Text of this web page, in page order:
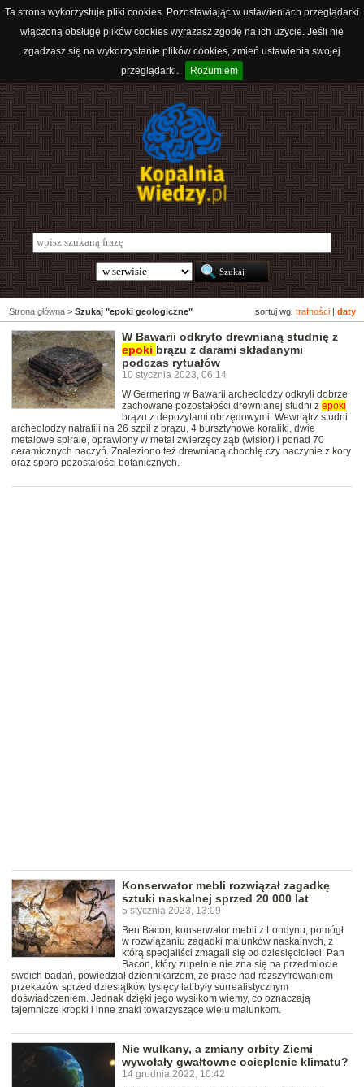
Ta strona wykorzystuje pliki cookies. Pozostawiając w ustawieniach przeglądarki
włączoną obsługę plików cookies wyrażasz zgodę na ich użycie. Jeśli nie
zgadzasz się na wykorzystanie plików cookies, zmień ustawienia swojej
przeglądarki.
Rozumiem
sortuj wg: trafności daty
Strona główna > Szukaj "epoki geologiczne"
W Bawarii odkryto drewnianą studnię z
epoki brązu z darami składanymi
podczas rytuałów
10 stycznia 2023, 06:14
W Germering w Bawarii archeolodzy odkryli dobrze
zachowane pozostałości drewnianej studni z epoki
brązu z depozytami obrzędowymi. Wewnątrz studni
archeolodzy natrafili na 26 szpil z brązu, 4 bursztynowe koraliki, dwie
metalowe spirale, oprawiony w metal zwierzęcy ząb (wisior) i ponad 70
ceramicznych naczyń. Znaleziono też drewnianą chochlę czy naczynie z kory
oraz sporo pozostałości botanicznych.
Konserwator mebli rozwiązał zagadkę
sztuki naskalnej sprzed 20 000 lat
5 stycznia 2023, 13:09
Ben Bacon, konserwator mebli z Londynu, pomógł
w rozwiązaniu zagadki malunków naskalnych, z
którą specjaliści zmagali się od dziesięcioleci. Pan
Bacon, który zupełnie nie zna się na przedmiocie
swoich badań, powiedział dziennikarzom, że prace nad rozszyfrowaniem
przekazów sprzed dziesiątków tysięcy lat były surrealistycznym
doświadczeniem. Jednak dzięki jego wysiłkom wiemy, co oznaczają
tajemnicze kropki i inne znaki towarzyszące wielu malunkom.
Nie wulkany, a zmiany orbity Ziemi
wywołały gwałtowne ocieplenie klimatu?
14 grudnia 2022, 10:42